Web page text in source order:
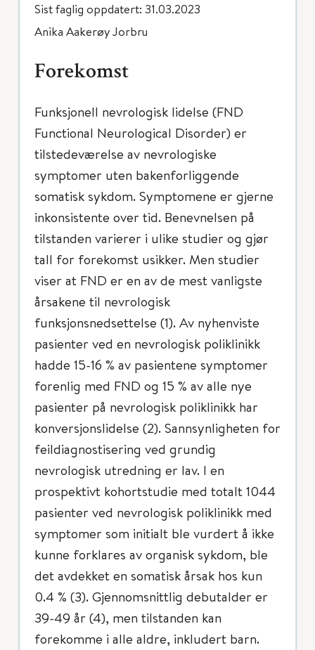
Sist faglig oppdatert: 31.03.2023
Anika Aakerøy Jorbru
Forekomst
Funksjonell nevrologisk lidelse (FND
Functional Neurological Disorder) er
tilstedeværelse av nevrologiske
symptomer uten bakenforliggende
somatisk sykdom. Symptomene er gjerne
inkonsistente over tid. Benevnelsen på
tilstanden varierer i ulike studier og gjør
tall for forekomst usikker. Men studier
viser at FND er en av de mest vanligste
årsakene til nevrologisk
funksjonsnedsettelse (1). Av nyhenviste
pasienter ved en nevrologisk poliklinikk
hadde 15-16 % av pasientene symptomer
forenlig med FND og 15 % av alle nye
pasienter på nevrologisk poliklinikk har
konversjonslidelse (2). Sannsynligheten for
feildiagnostisering ved grundig
nevrologisk utredning er lav. I en
prospektivt kohortstudie med totalt 1044
pasienter ved nevrologisk poliklinikk med
symptomer som initialt ble vurdert å ikke
kunne forklares av organisk sykdom, ble
det avdekket en somatisk årsak hos kun
0.4 % (3). Gjennomsnittlig debutalder er
39-49 år (4), men tilstanden kan
forekomme i alle aldre, inkludert barn.